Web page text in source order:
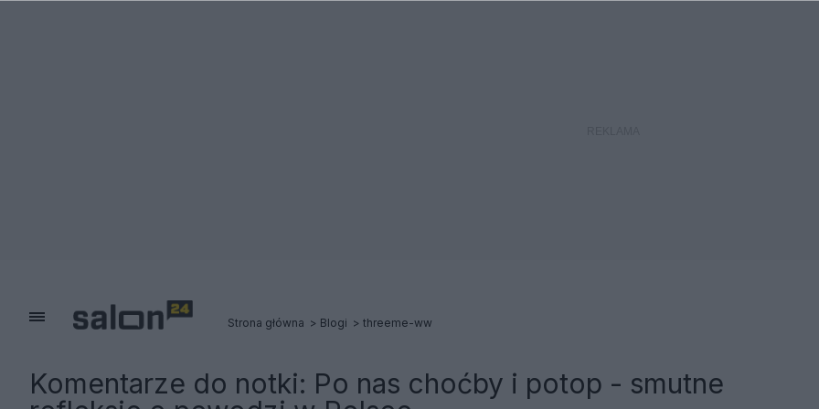
Strona główna Blogi threeme-ww
Komentarze do notki: Po nas choćby i potop - smutne